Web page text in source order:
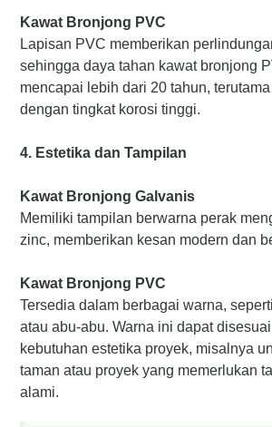
Kawat Bronjong PVC
Lapisan PVC memberikan
sehingga daya tahan kawat bronjong
mencapai lebih dari 20 tahun,
dengan tingkat korosi tinggi.
4. Estetika dan Tampilan
Kawat Bronjong Galvanis
Memiliki tampilan berwarna perak
zinc, memberikan kesan modern dan
Kawat Bronjong PVC
Tersedia dalam berbagai warna,
atau abu-abu. Warna ini dapat
kebutuhan estetika proyek, misalnya
taman atau proyek yang memerlukan
alami.